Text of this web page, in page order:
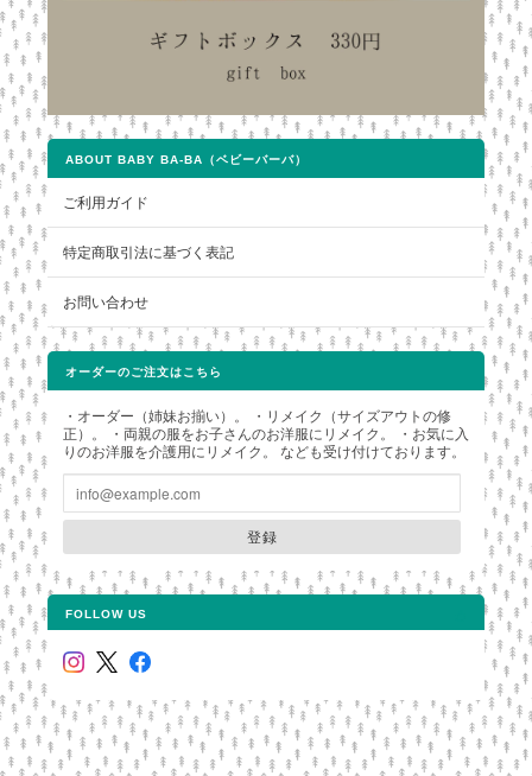
ABOUT BABY BA-BA（ベビーバーバ）
ご利用ガイド
特定商取引法に基づく表記
お問い合わせ
オーダーのご注文はこちら
・オーダー（姉妹お揃い）。 ・リメイク（サイズアウトの修
正）。 ・両親の服をお子さんのお洋服にリメイク。 ・お気に入
りのお洋服を介護用にリメイク。 なども受け付けております。
登録
FOLLOW US